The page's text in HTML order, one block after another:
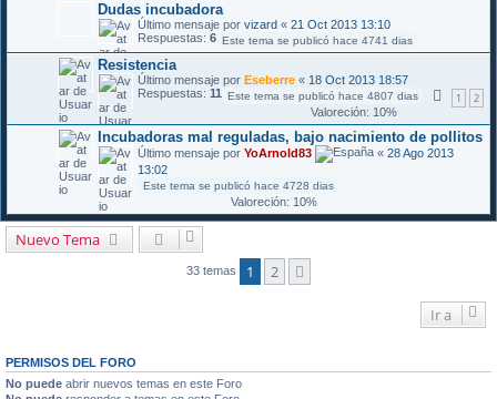
Dudas incubadora
Último mensaje por vizard « 21 Oct 2013 13:10
Respuestas: 6 Este tema se publicó hace 4741 dias
Resistencia
Último mensaje por Eseberre « 18 Oct 2013 18:57
Respuestas: 11 1 2
Este tema se publicó hace 4807 dias
Valoreción: 10%
Incubadoras mal reguladas, bajo nacimiento de pollitos
Último mensaje por YoArnold83 « 28 Ago 2013
13:02
Este tema se publicó hace 4728 dias
Valoreción: 10%
Nuevo Tema
33 temas 1 2
Ir a
PERMISOS DEL FORO
No puede abrir nuevos temas en este Foro